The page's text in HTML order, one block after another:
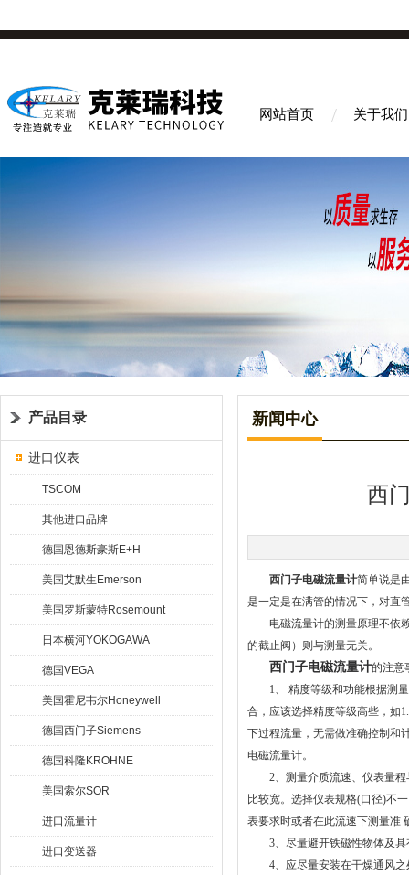
网站首页 关于我们
产品目录
进口仪表
TSCOM
其他进口品牌
德国恩德斯豪斯E+H
美国艾默生Emerson
美国罗斯蒙特Rosemount
日本横河YOKOGAWA
德国VEGA
美国霍尼韦尔Honeywell
德国西门子Siemens
德国科隆KROHNE
美国索尔SOR
进口流量计
进口变送器
新闻中心
西
西门子电磁流量计简单说是
是一定是在满管的情况下，对直
电磁流量计的测量原理不依赖
的截止阀）则与测量无关。
西门子电磁流量计的注意
1、 精度等级和功能根据测量
合，应该选择精度等级高些，如
下过程流量，无需做准确控制和
电磁流量计。
2、测量介质流速、仪表量程
比较宽。选择仪表规格(口径)不
表要求时或者在此流速下测量准
3、尽量避开铁磁性物体及具
4、应尽量安装在干燥通风之